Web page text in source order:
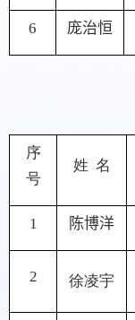
6 庞治恒
序
号
姓 名
1 陈博洋
2 徐凌宇